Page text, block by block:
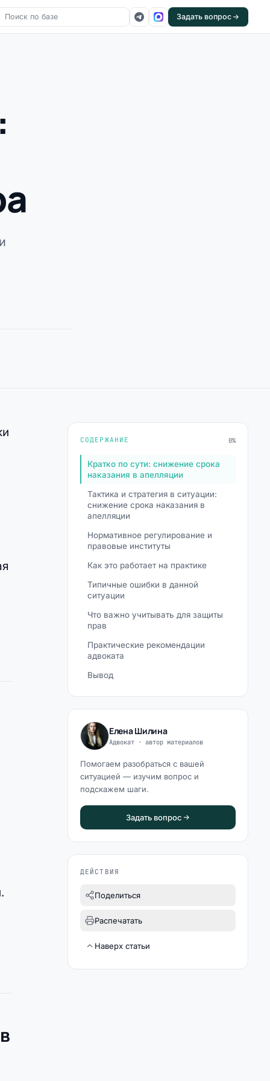
Задать вопрос
СОДЕРЖАНИЕ 0%
Кратко по сути: снижение срока
наказания в апелляции
Тактика и стратегия в ситуации:
снижение срока наказания в
апелляции
Нормативное регулирование и
правовые институты
Как это работает на практике
Типичные ошибки в данной
ситуации
Что важно учитывать для защиты
прав
Практические рекомендации
адвоката
Вывод
Елена Шилина
Адвокат · автор материалов
Помогаем разобраться с вашей
ситуацией — изучим вопрос и
подскажем шаги.
Задать вопрос
ДЕЙСТВИЯ
Поделиться
Распечатать
Наверх статьи